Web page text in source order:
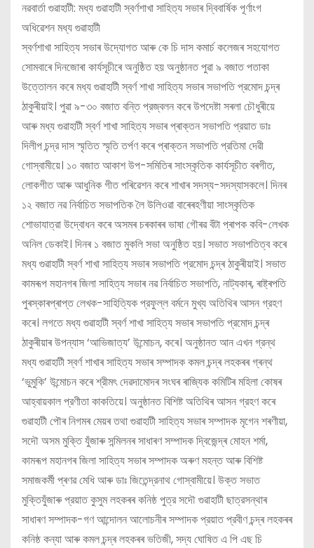
নৱবাৰ্তা গুৱাহাটী: মধ্য গুৱাহাটী স্বর্ণশাখা সাহিত্য সভাৰ দ্বিবার্ষিক পূর্ণাংগ
অধিৱেশন মধ্য গুৱাহাটী
স্বর্ণশাখা সাহিত্য সভাৰ উদ্যোগত আৰু কে চি দাস কমাৰ্চ কলেজৰ সহযোগত
সোমবাৰে দিনজোৰা কাৰ্যসূচীৰে অনুষ্ঠিত হয় অনুষ্ঠানত পুৱা ৯ বজাত পতাকা
উত্তোলন কৰে মধ্য গুৱাহাটী স্বর্ণ শাখা সাহিত্য সভাৰ সভাপতি প্রমোদ চন্দ্ৰ
ঠাকুৰীয়াই। পুৱা ৯-৩০ বজাত বন্তি প্রজ্বলন কৰে উপদেষ্টা সৰলা চৌধুৰীয়ে
আৰু মধ্য গুৱাহাটী স্বর্ণ শাখা সাহিত্য সভাৰ প্ৰাক্তন সভাপতি প্রয়াত ডাঃ
দিলীপ চন্দ্র দাস স্মৃতিত স্মৃতি তর্পণ কৰে প্ৰাক্তন সভাপতি প্রতিমা দেৱী
গোস্বামীয়ে। ১০ বজাত আকাশ উপ-সমিতিৰ সাংস্কৃতিক কাৰ্যসূচীত বৰগীত,
লোকগীত আৰু আধুনিক গীত পৰিৱেশন কৰে শাখাৰ সদস্য-সদস্যাসকলে। দিনৰ
১২ বজাত নৱ নিৰ্বাচিত সভাপতিক লৈ উলিওৱা বাৰেৰহণীয়া সাংস্কৃতিক
শোভাযাত্রা উদ্বোধন কৰে অসমৰ চৰকাৰৰ ভাষা গৌৰৱ বঁটা প্ৰাপক কবি-লেখক
অনিল ডেকাই। দিনৰ ১ বজাত মুকলি সভা অনুষ্ঠিত হয়। সভাত সভাপতিত্ব কৰে
মধ্য গুৱাহাটী স্বর্ণ শাখা সাহিত্য সভাৰ সভাপতি প্রমোদ চন্দ্ৰ ঠাকুৰীয়াই। সভাত
কামৰূপ মহানগৰ জিলা সাহিত্য সভাৰ নৱ নির্বাচিত সভাপতি, নাট্যকাৰ, ৰাষ্ট্ৰপতি
পুৰস্কাৰপ্ৰাপ্ত লেখক-সাহিত্যিক প্রফুল্ল বর্মনে মুখ্য অতিথিৰ আসন গ্রহণ
কৰে। লগতে মধ্য গুৱাহাটী স্বর্ণ শাখা সাহিত্য সভাৰ সভাপতি প্রমোদ চন্দ্ৰ
ঠাকুৰীয়াৰ উপন্যাস ‘আভিজাত্য’ উন্মোচন, কৰে। অনুষ্ঠানত আন এখন গ্রন্থ
মধ্য গুৱাহাটী স্বর্ণ শাখাৰ সাহিত্য সভাৰ সম্পাদক কমল চন্দ্ৰ লহকৰৰ গ্ৰন্থ
‘ভুমুকি’ উন্মোচন কৰে শ্রীমৎ দেৱদামোদৰ সংঘৰ ৰাজ্যিক কমিটিৰ মহিলা কোষৰ
আহ্বায়কাল প্রণীতা কাকতিয়ে। অনুষ্ঠানত বিশিষ্ট অতিথিৰ আসন গ্রহণ কৰে
গুৱাহাটী পৌৰ নিগমৰ মেয়ৰ তথা গুৱাহাটী সাহিত্য সভাৰ সম্পাদক মৃগেন শৰণীয়া,
সদৌ অসম মুক্তি যুঁজাৰু সন্মিলনৰ সাধাৰণ সম্পাদক দ্বিজেন্দ্ৰ মোহন শর্মা,
কামৰূপ মহানগৰ জিলা সাহিত্য সভাৰ সম্পাদক অৰুণ মহন্ত আৰু বিশিষ্ট
সমাজকর্মী প্ৰণৱ মেধি আৰু ডাঃ জিতেন্দ্রনাথ গোস্বামীয়ে। উক্ত সভাত
মুক্তিযুঁজাৰু প্রয়াত কুসুম লহকৰৰ কনিষ্ঠ পুত্র সদৌ গুৱাহাটী ছাত্রসন্থাৰ
সাধাৰণ সম্পাদক-গণ আন্দোলন আলোচনীৰ সম্পাদক প্রয়াত প্রবীণ চন্দ্ৰ লহকৰৰ
কনিষ্ঠ কন্যা আৰু কমল চন্দ্ৰ লহকৰৰ ভতিজী, সদ্য ঘোষিত এ পি এছ চি